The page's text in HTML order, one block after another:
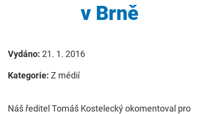
v Brně
Vydáno: 21. 1. 2016
Kategorie: Z médií
Náš ředitel Tomáš Kostelecký okomentoval pro